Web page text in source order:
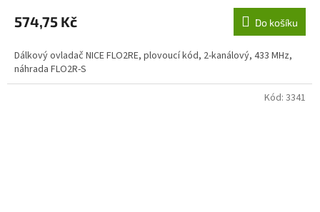
574,75 Kč Do košíku
Dálkový ovladač NICE FLO2RE, plovoucí kód, 2-kanálový, 433 MHz,
náhrada FLO2R-S
Kód: 3341